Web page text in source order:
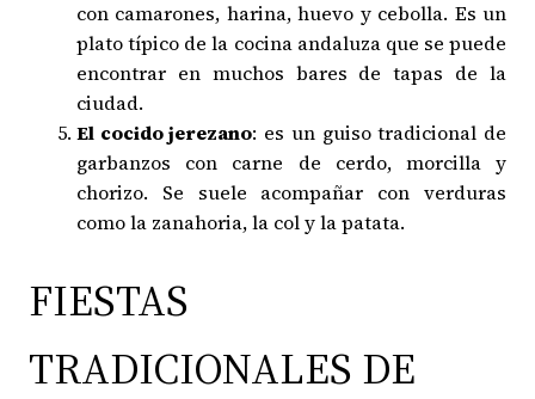
con camarones, harina, huevo y cebolla. Es un
plato típico de la cocina andaluza que se puede
encontrar en muchos bares de tapas de la
ciudad.
El cocido jerezano: es un guiso tradicional de
garbanzos con carne de cerdo, morcilla y
chorizo. Se suele acompañar con verduras
como la zanahoria, la col y la patata.
FIESTAS
TRADICIONALES DE